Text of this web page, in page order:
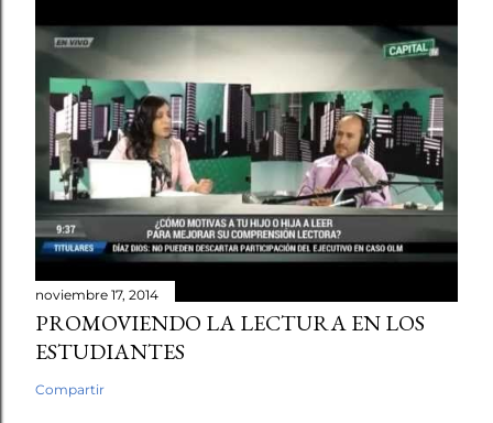
noviembre 17, 2014
PROMOVIENDO LA LECTURA EN LOS
ESTUDIANTES
Compartir